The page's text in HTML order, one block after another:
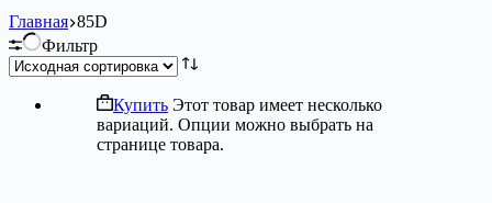
Главная 85D
Фильтр
Купить Этот товар имеет несколько
вариаций. Опции можно выбрать на
странице товара.